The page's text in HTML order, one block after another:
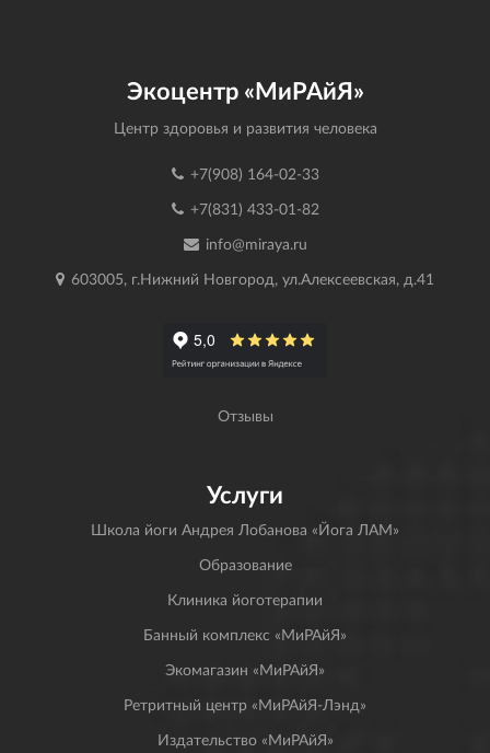
Экоцентр «МиРАйЯ»
Центр здоровья и развития человека
+7(908) 164-02-33
+7(831) 433-01-82
info@miraya.ru
603005, г.Нижний Новгород, ул.Алексеевская, д.41
Отзывы
Услуги
Школа йоги Андрея Лобанова «Йога ЛАМ»
Образование
Клиника йоготерапии
Банный комплекс «МиРАйЯ»
Экомагазин «МиРАйЯ»
Ретритный центр «МиРАйЯ-Лэнд»
Издательство «МиРАйЯ»